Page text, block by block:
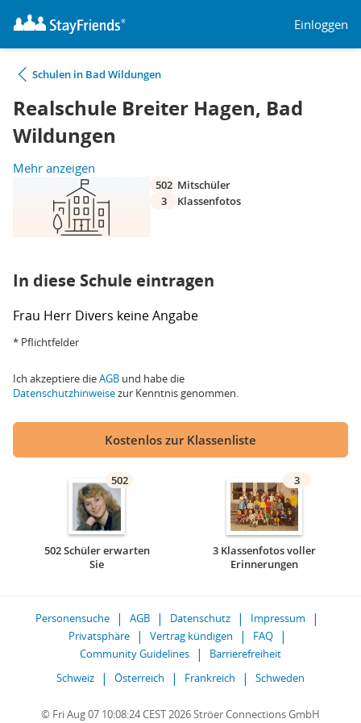
Einloggen
Schulen in Bad Wildungen
Realschule Breiter Hagen, Bad
Wildungen
Mehr anzeigen
502 Mitschüler
3
Klassenfotos
In diese Schule eintragen
Frau Herr Divers keine Angabe
* Pflichtfelder
Ich akzeptiere dieAGB und habe die
Datenschutzhinweisezur Kenntnis genommen.
Kostenlos zur Klassenliste
502
502 Schüler erwarten
Sie
3
3 Klassenfotos voller
Erinnerungen
Personensuche AGB Datenschutz
Impressum
Privatsphäre
Vertrag kündigen
FAQ
Community Guidelines
Barrierefreiheit
Schweiz
Österreich Frankreich Schweden
© Fri Aug 07 10:08:24 CEST 2026 Ströer Connections GmbH